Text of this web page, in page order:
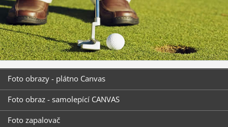
Foto obrazy - plátno Canvas
Foto obraz - samolepící CANVAS
Foto zapalovač